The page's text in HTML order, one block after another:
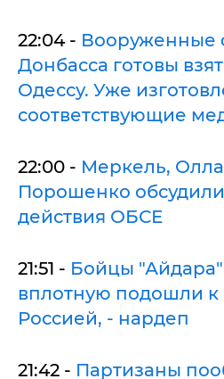
22:04 - Вооруженные
Донбасса готовы
Одессу. Уже
соответствующие
22:00 - Меркель,
Порошенко
действия ОБСЕ
21:51 - Бойцы
вплотную подошли к
Россией, - нардеп
21:42 - Партизаны